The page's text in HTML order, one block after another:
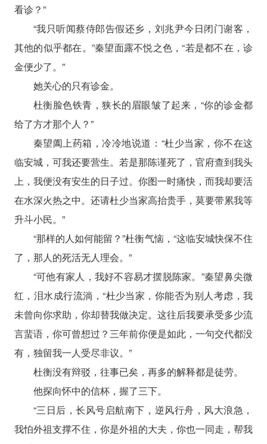
看诊？”
“我只听闻蔡侍郎告假还乡，刘兆尹今日闭门谢客，
其他的似乎都在。”秦望面露不悦之色，“若是都不在，诊
金便少了。”
她关心的只有诊金。
杜衡脸色铁青，狭长的眉眼皱了起来，“你的诊金都
给了方才那个人？”
秦望阖上药箱，冷冷地说道：“杜少当家，你不在这
临安城，可我还要营生。若是那陈谨死了，官府查到我头
上，我便没有安生的日子过。你图一时痛快，而我却要活
在水深火热之中。还请杜少当家高抬贵手，莫要带累我等
升斗小民。”
“那样的人如何能留？”杜衡气恼，“这临安城快保不住
了，那人的死活无人理会。”
“可他有家人，我好不容易才摆脱陈家。”秦望鼻尖微
红，泪水成行流淌，“杜少当家，你能否为别人考虑，我
未曾向你求助，你却替我做决定。这往后我要承受多少流
言蜚语，你可曾想过？三年前你便是如此，一句交代都没
有，独留我一人受尽非议。”
杜衡没有辩驳，往事已矣，再多的解释都是徒劳。
他探向怀中的信杯，握了三下。
“三日后，长风号启航南下，逆风行舟，风大浪急，
我怕外祖支撑不住，你是外祖的大夫，你也一同走，帮我